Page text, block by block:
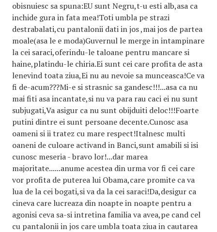
obisnuiesc sa spuna:EU sunt Negru,t-u esti alb,asa ca
inchide gura in fata mea!Toti umbla pe strazi
destrabalati,cu pantalonii dati in jos ,mai jos de partea
moale(asa le e moda)Guvernul le merge in intampinare
la cei saraci,oferindu-le taloane pentru mancare si
haine,platindu-le chiria.Ei sunt cei care profita de asta
lenevind toata ziua,Ei nu au nevoie sa munceasca!Ce va
fi de-acum???Mi-e si strasnic sa gandesc!!!...asa ca nu
mai fiti asa incantate,si nu va para rau caci ei nu sunt
subjugati,Va asigur ca nu sunt obijduiti deloc!!!Foarte
putini dintre ei sunt persoane decente.Cunosc asa
oameni si ii tratez cu mare respect!Italnesc multi
oaneni de culoare activand in Banci,sunt amabili si isi
cunosc meseria - bravo lor!...dar marea
majoritate......anume acestea din urma vor fi cei care
vor profita de puterea lui Obama,care promite ca va
lua de la cei bogati,si va da la cei saraci!Da,desigur ca
cineva care lucreaza din noapte in noapte pentru a
agonisi ceva sa-si intretina familia va avea,pe cand cel
cu pantalonii in jos care umbla toata ziua in cautarea